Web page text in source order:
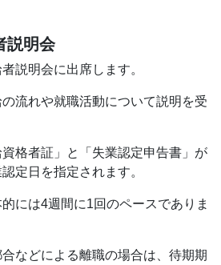
説明会
説明会に出席します。
流れや就職活動について説明を受
格者証」と「失業認定申告書」が
定日を指定されます。
には4週間に1回のペースでありま
などによる離職の場合は、待期期